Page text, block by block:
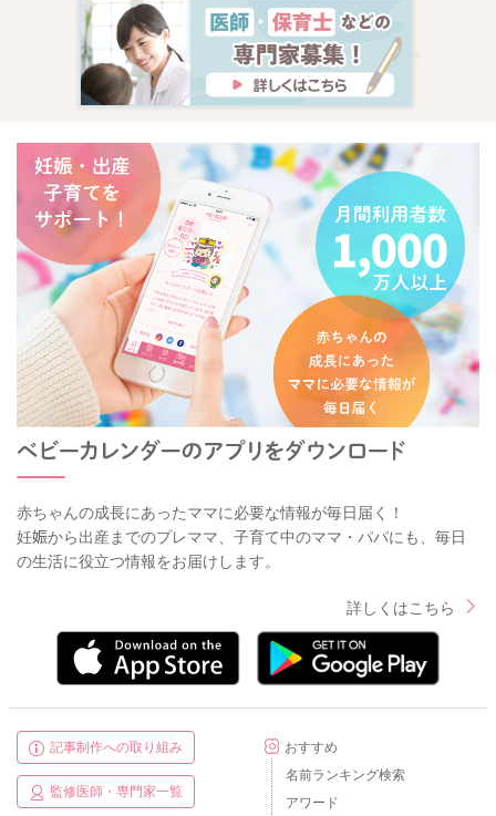
赤ちゃんの成長にあったママに必要な情報が毎日届く！
妊娠から出産までのプレママ、子育て中のママ・パパにも、毎日
の生活に役立つ情報をお届けします。
詳しくはこちら
記事制作への取り組み
監修医師・専門家一覧
おすすめ
名前ランキング検索
アワード